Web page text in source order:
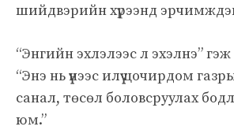
шийдвэрийн хүрээнд
“Энгийн эхлэлээс л эхэлнэ”
“Энэ нь үүнээс илүү цочирдом
санал, төсөл боловсруулах
юм.”